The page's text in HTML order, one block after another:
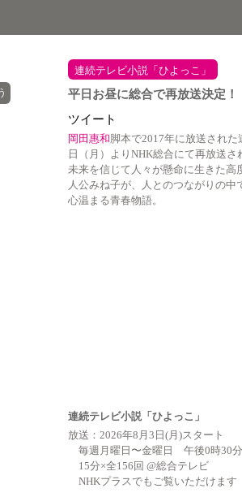
連続テレビ小説「ひよっこ」
平日お昼に総合で再放送決定！
ツイート
岡田惠和 脚本で2017年に放送され
日（月）よりNHK総合にて再放送さ
未来を信じて人々が懸命に生きた高
人公みね子が、人とのつながりの中
心温まる青春物語。
連続テレビ小説「ひよっこ」
放送：2026年8月3日(月)スタート
毎週月曜日〜金曜日 午後0時30分
15分×全156回 @総合テレビ
NHKプラスでもご覧いただけます